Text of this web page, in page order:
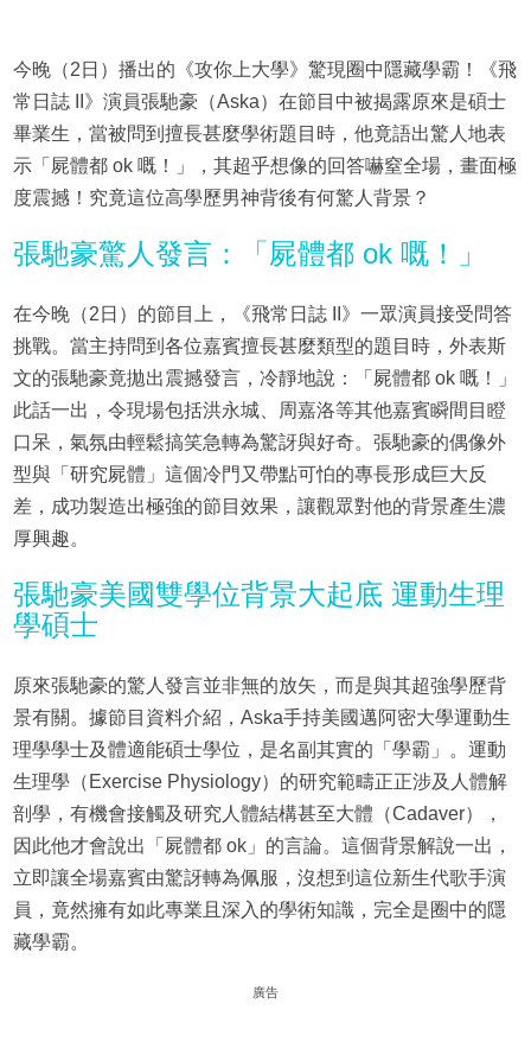
今晚（2日）播出的《攻你上大學》驚現圈中隱藏學霸！《飛
常日誌 II》演員張馳豪（Aska）在節目中被揭露原來是碩士
畢業生，當被問到擅長甚麼學術題目時，他竟語出驚人地表
示「屍體都 ok 嘅！」，其超乎想像的回答嚇窒全場，畫面極
度震撼！究竟這位高學歷男神背後有何驚人背景？
張馳豪驚人發言：「屍體都 ok 嘅！」
在今晚（2日）的節目上，《飛常日誌 II》一眾演員接受問答
挑戰。當主持問到各位嘉賓擅長甚麼類型的題目時，外表斯
文的張馳豪竟拋出震撼發言，冷靜地說：「屍體都 ok 嘅！」
此話一出，令現場包括洪永城、周嘉洛等其他嘉賓瞬間目瞪
口呆，氣氛由輕鬆搞笑急轉為驚訝與好奇。張馳豪的偶像外
型與「研究屍體」這個冷門又帶點可怕的專長形成巨大反
差，成功製造出極強的節目效果，讓觀眾對他的背景產生濃
厚興趣。
張馳豪美國雙學位背景大起底 運動生理
學碩士
原來張馳豪的驚人發言並非無的放矢，而是與其超強學歷背
景有關。據節目資料介紹，Aska手持美國邁阿密大學運動生
理學學士及體適能碩士學位，是名副其實的「學霸」。運動
生理學（Exercise Physiology）的研究範疇正正涉及人體解
剖學，有機會接觸及研究人體結構甚至大體（Cadaver），
因此他才會說出「屍體都 ok」的言論。這個背景解說一出，
立即讓全場嘉賓由驚訝轉為佩服，沒想到這位新生代歌手演
員，竟然擁有如此專業且深入的學術知識，完全是圈中的隱
藏學霸。
廣告